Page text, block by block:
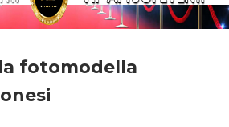
fotomodella